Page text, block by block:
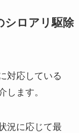
シロアリ駆除
対応している
します。
況に応じて最